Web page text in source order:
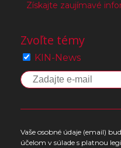
Získajte zaujímavé
Zvoľte témy
KIN-News
Vaše osobné údaje (email)
účelom v súlade s platnou